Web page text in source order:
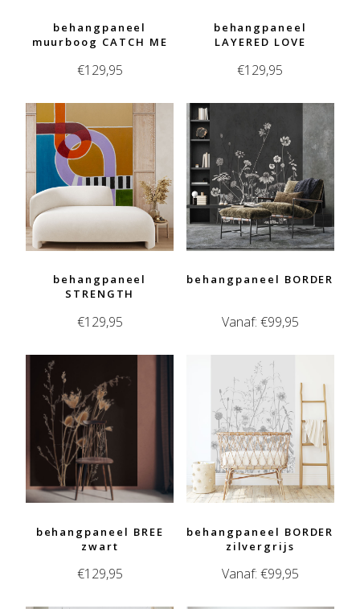
behangpaneel
muurboog CATCH ME
€129,95
behangpaneel
LAYERED LOVE
€129,95
behangpaneel
STRENGTH
€129,95
behangpaneel BORDER
Vanaf: €99,95
behangpaneel BREE
zwart
€129,95
behangpaneel BORDER
zilvergrijs
Vanaf: €99,95